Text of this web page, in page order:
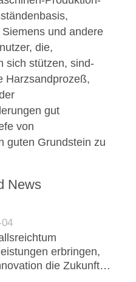
und andere
die,
sich stützen, sind-
Harzsandprozeß,
gut
von
guten Grundstein zu
News
erbringen,
die Zukunft